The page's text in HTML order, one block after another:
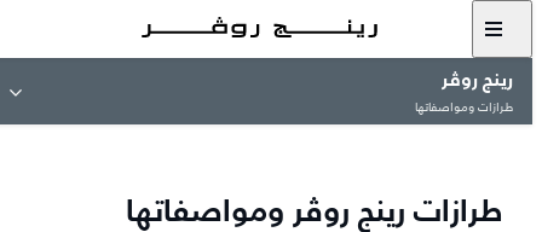
رينج روڤر
طرازات ومواصفاتها
طرازات رينج روڤر ومواصفاتها